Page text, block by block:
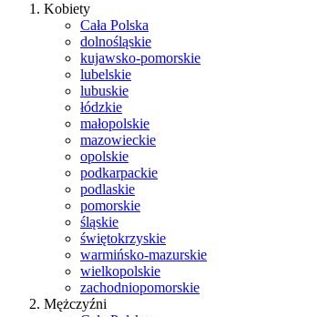
Kobiety
Cała Polska
dolnośląskie
kujawsko-pomorskie
lubelskie
lubuskie
łódzkie
małopolskie
mazowieckie
opolskie
podkarpackie
podlaskie
pomorskie
śląskie
świętokrzyskie
warmińsko-mazurskie
wielkopolskie
zachodniopomorskie
Mężczyźni